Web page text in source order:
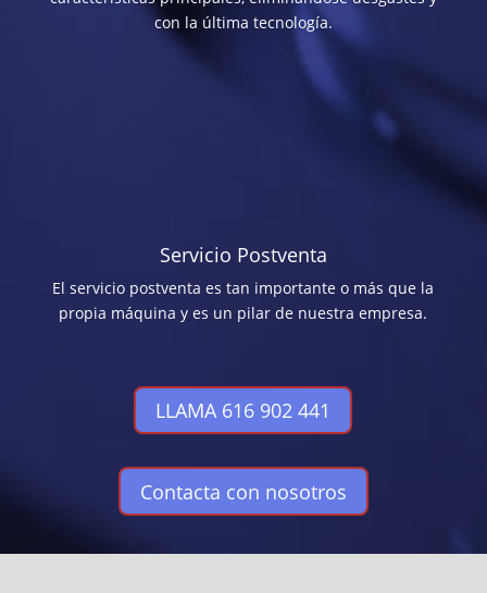
con la última tecnología.
Servicio Postventa
El servicio postventa es tan importante o más que la
propia máquina y es un pilar de nuestra empresa.
LLAMA 616 902 441
Contacta con nosotros